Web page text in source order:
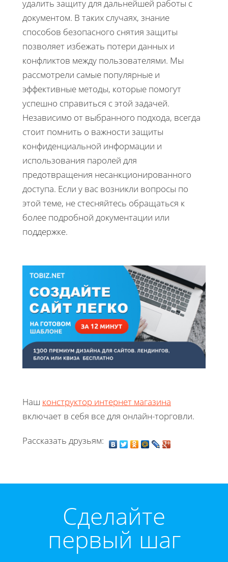
удалить защиту для дальнейшей работы с
документом. В таких случаях, знание
способов безопасного снятия защиты
позволяет избежать потери данных и
конфликтов между пользователями. Мы
рассмотрели самые популярные и
эффективные методы, которые помогут
успешно справиться с этой задачей.
Независимо от выбранного подхода, всегда
стоит помнить о важности защиты
конфиденциальной информации и
использования паролей для
предотвращения несанкционированного
доступа. Если у вас возникли вопросы по
этой теме, не стесняйтесь обращаться к
более подробной документации или
поддержке.
Наш конструктор интернет магазина
включает в себя все для онлайн-торговли.
Рассказать друзьям:
Cделайте
первый шаг